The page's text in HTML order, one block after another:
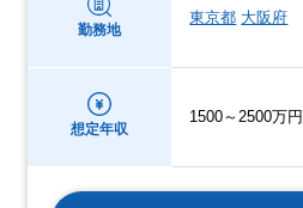
勤務地
東京都 大阪府
想定年収
1500～2500万円